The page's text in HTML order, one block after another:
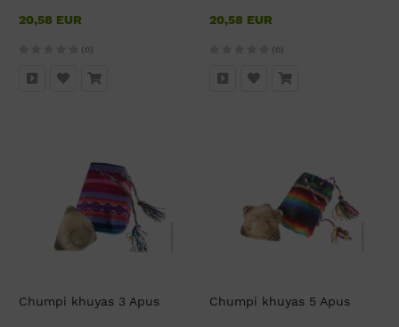
20,58 EUR
(0)
20,58 EUR
(0)
Chumpi khuyas 3 Apus Chumpi khuyas 5 Apus